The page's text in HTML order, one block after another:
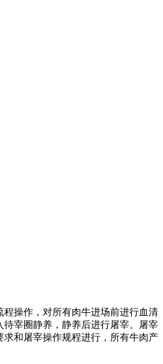
程操作，对所有肉牛进场前进行血清
待宰圈静养，静养后进行屠宰。屠宰
求和屠宰操作规程进行，所有牛肉产